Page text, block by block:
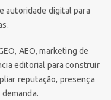
autoridade digital para
AEO, marketing de
editorial para construir
reputação, presença